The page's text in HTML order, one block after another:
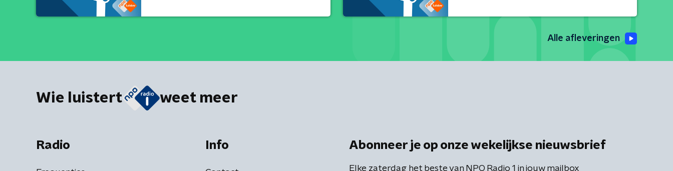
Alle afleveringen
Wie luistert weet meer
Radio Info Abonneer je op onze wekelijkse nieuwsbrief
Elke zaterdag het beste van NPO Radio 1 in jouw mailbox